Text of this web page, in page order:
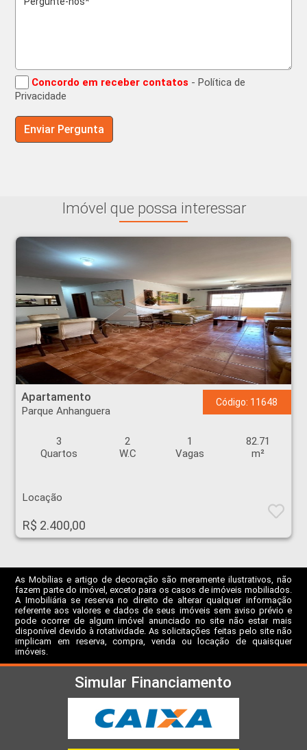
Concordo em receber contatos - Política de
Privacidade
Imóvel que possa interessar
Apartamento - Parque Anhanguera - Ribeirão Preto
Apartamento
Parque Anhanguera
Código: 11648
3
Quartos
2
W.C
1
Vagas
82.71
m²
Locação
R$ 2.400,00
As Mobílias e artigo de decoração são meramente ilustrativos, não
fazem parte do imóvel, exceto para os casos de imóveis mobiliados.
A Imobiliária se reserva no direito de alterar qualquer informação
referente aos valores e dados de seus imóveis sem aviso prévio e
pode ocorrer de algum imóvel anunciado no site não estar mais
disponível devido à rotatividade. As solicitações feitas pelo site não
implicam em reserva, compra, venda ou locação de quaisquer
imóveis.
Simular Financiamento